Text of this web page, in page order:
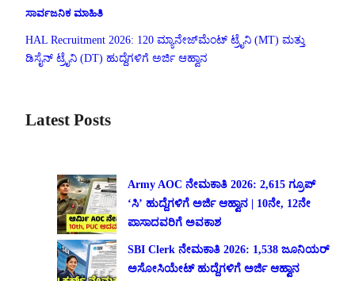
ಸಾರ್ವಜನಿಕ ಮಾಹಿತಿ
HAL Recruitment 2026: 120 ಮ್ಯಾನೇಜ್‌ಮೆಂಟ್ ಟ್ರೈನಿ (MT) ಮತ್ತು
ಡಿಸೈನ್ ಟ್ರೈನಿ (DT) ಹುದ್ದೆಗಳಿಗೆ ಅರ್ಜಿ ಆಹ್ವಾನ
Latest Posts
Army AOC ನೇಮಕಾತಿ 2026: 2,615 ಗ್ರೂಪ್
‘ಸಿ’ ಹುದ್ದೆಗಳಿಗೆ ಅರ್ಜಿ ಆಹ್ವಾನ | 10ನೇ, 12ನೇ
ಪಾಸಾದವರಿಗೆ ಅವಕಾಶ
SBI Clerk ನೇಮಕಾತಿ 2026: 1,538 ಜೂನಿಯರ್
ಅಸೋಸಿಯೇಟ್ ಹುದ್ದೆಗಳಿಗೆ ಅರ್ಜಿ ಆಹ್ವಾನ